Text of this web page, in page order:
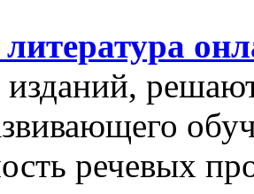
изданий,
речевых